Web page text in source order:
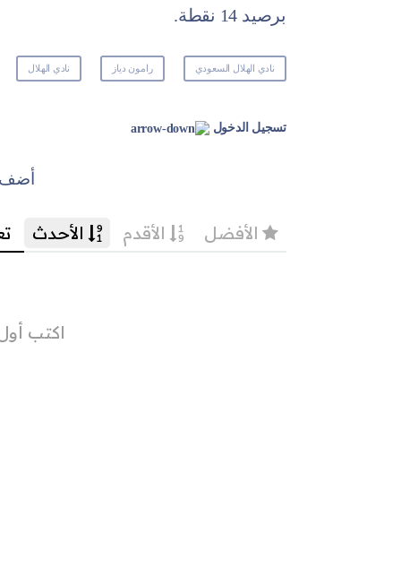
برصيد 14 نقطة.
نادي الهلال السعودي رامون دياز نادي الهلال
تسجيل الدخول
أضف